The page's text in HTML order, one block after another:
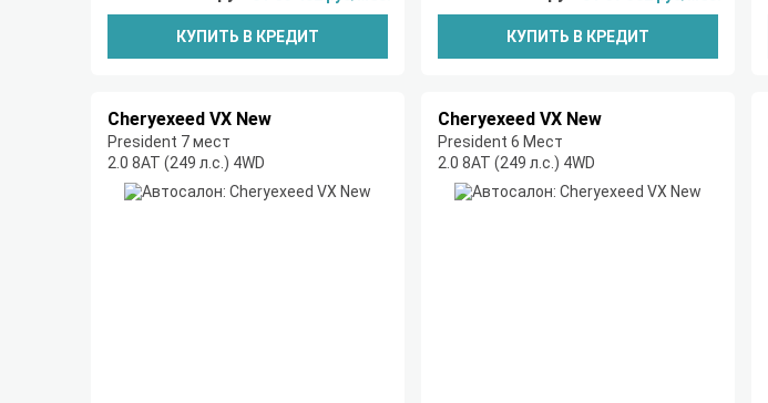
КУПИТЬ В КРЕДИТ КУПИТЬ В КРЕДИТ
Cheryexeed VX New
President 7 мест
2.0 8AT (249 л.с.) 4WD
Cheryexeed VX New
President 6 Мест
2.0 8AT (249 л.с.) 4WD